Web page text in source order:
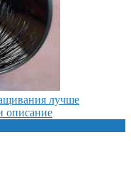
лучше
описание